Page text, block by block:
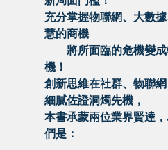
充分掌握物聯網、大數
慧的商機
將所面臨的危機變成
機！
創新思維在社群、物聯網
細膩佐證洞燭先機，
本書承蒙兩位業界賢達
們是：